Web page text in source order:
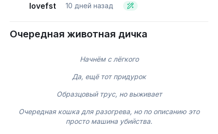
lovefst 10 дней назад
Очередная животная дичка
Начнём с лёгкого
Да, ещё тот придурок
Образцовый трус, но выживает
Очередная кошка для разогрева, но по описанию это
просто машина убийства.